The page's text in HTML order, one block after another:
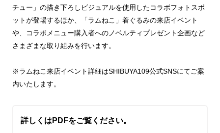
チュー」の描き下ろしビジュアルを使用したコラボフォトスポ
ットが登場するほか、「ラムねこ」着ぐるみの来店イベント
や、コラボメニュー購入者へのノベルティプレゼント企画など
さまざまな取り組みを行います。
※ラムねこ来店イベント詳細はSHIBUYA109公式SNSにてご案
内いたします。
詳しくはPDFをご覧ください。